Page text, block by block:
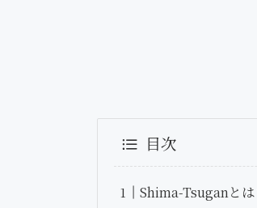
目次
Shima-Tsuganとは